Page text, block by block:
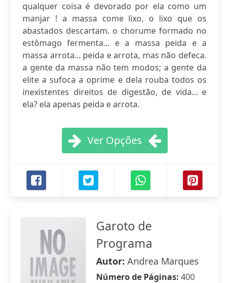
qualquer coisa é devorado por ela como um
manjar ! a massa come lixo, o lixo que os
abastados descartam. o chorume formado no
estômago fermenta... e a massa peida e a
massa arrota... peida e arrota, mas não defeca.
a gente da massa não tem modos; a gente da
elite a sufoca a oprime e dela rouba todos os
inexistentes direitos de digestão, de vida... e
ela? ela apenas peida e arrota.
Ver Opções
Garoto de
Programa
Autor: Andrea Marques
Número de Páginas: 400